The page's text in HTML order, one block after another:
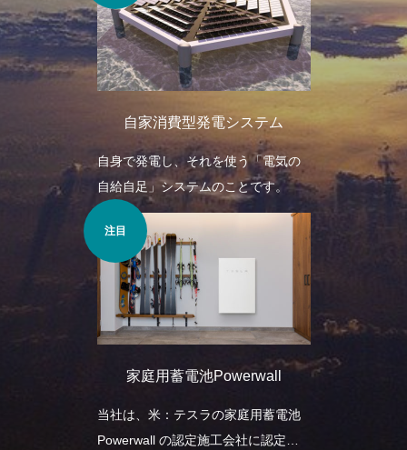
自家消費型発電システム
自身で発電し、それを使う「電気の
自給自足」システムのことです。
注目
家庭用蓄電池Powerwall
当社は、米：テスラの家庭用蓄電池
Powerwall の認定施工会社に認定さ